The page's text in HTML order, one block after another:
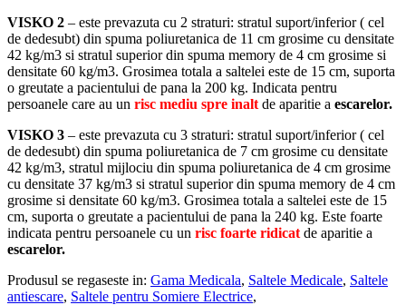
VISKO 2 – este prevazuta cu 2 straturi: stratul suport/inferior ( cel
de dedesubt) din spuma poliuretanica de 11 cm grosime cu densitate
42 kg/m3 si stratul superior din spuma memory de 4 cm grosime si
densitate 60 kg/m3. Grosimea totala a saltelei este de 15 cm, suporta
o greutate a pacientului de pana la 200 kg. Indicata pentru
persoanele care au un risc mediu spre inalt de aparitie a escarelor.
VISKO 3 – este prevazuta cu 3 straturi: stratul suport/inferior ( cel
de dedesubt) din spuma poliuretanica de 7 cm grosime cu densitate
42 kg/m3, stratul mijlociu din spuma poliuretanica de 4 cm grosime
cu densitate 37 kg/m3 si stratul superior din spuma memory de 4 cm
grosime si densitate 60 kg/m3. Grosimea totala a saltelei este de 15
cm, suporta o greutate a pacientului de pana la 240 kg. Este foarte
indicata pentru persoanele cu un risc foarte ridicat de aparitie a
escarelor.
Produsul se regaseste in: Gama Medicala, Saltele Medicale, Saltele
antiescare, Saltele pentru Somiere Electrice,